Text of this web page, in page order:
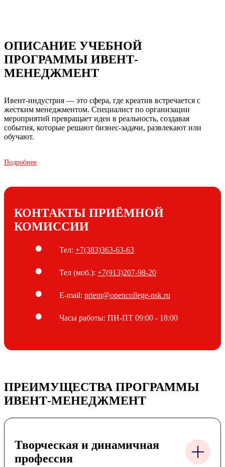
ОПИСАНИЕ УЧЕБНОЙ
ПРОГРАММЫ ИВЕНТ-
МЕНЕДЖМЕНТ
Ивент-индустрия — это сфера, где креатив встречается с
жестким менеджментом. Специалист по организации
мероприятий превращает идеи в реальность, создавая
события, которые решают бизнес-задачи, развлекают или
обучают.
Подробнее
мышления, но и навыков проектного управления,
стрессоустойчивости, умения вести переговоры и
безупречного внимания к деталям.
Студент, окончивший данную специальность, получает
маркетинга крупных компаний или на фрилансе. Программа
маркетинга и логистики.
КОНТАКТЫ ПРИЁМНОЙ
КОМИССИИ
Тел: +7(383)363-63-63
Тел (моб.): +7(913)207-98-20
E-mail: priem@opencollege-nsk.ru
Часы работы: ПН-ПТ 09:00 - 18:00
ПРЕИМУЩЕСТВА ПРОГРАММЫ
ИВЕНТ-МЕНЕДЖМЕНТ
Творческая и динамичная
профессия